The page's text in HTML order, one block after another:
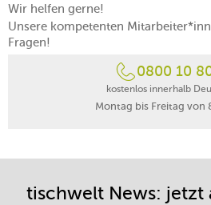
Wir helfen gerne!
Unsere kompetenten
Fragen!
0800 10
kostenlos innerhalb
Montag bis Freitag von
tischwelt News: jetzt